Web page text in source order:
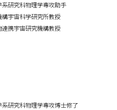
研究科物理学専攻助手
宇宙科学研究所教授
携宇宙研究機構教授
研究科物理学専攻博士修了